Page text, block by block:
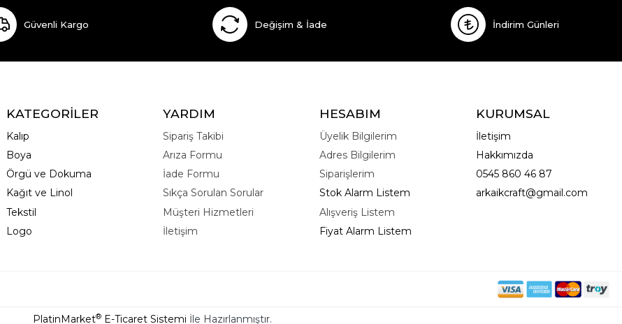
Güvenli Kargo Değişim & İade İndirim Günleri
KATEGORİLER
Kalıp
Boya
Örgü ve Dokuma
Kağıt ve Linol
Tekstil
Logo
YARDIM
Sipariş Takibi
Arıza Formu
İade Formu
Sıkça Sorulan Sorular
Müşteri Hizmetleri
İletişim
HESABIM
Üyelik Bilgilerim
Adres Bilgilerim
Siparişlerim
Stok Alarm Listem
Alışveriş Listem
Fiyat Alarm Listem
KURUMSAL
İletişim
Hakkımızda
0545 860 46 87
arkaikcraft@gmail.com
PlatinMarket® E-Ticaret Sistemi İle Hazırlanmıştır.